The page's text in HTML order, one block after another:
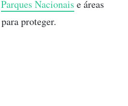
Parques Nacionais e áreas
proteger.